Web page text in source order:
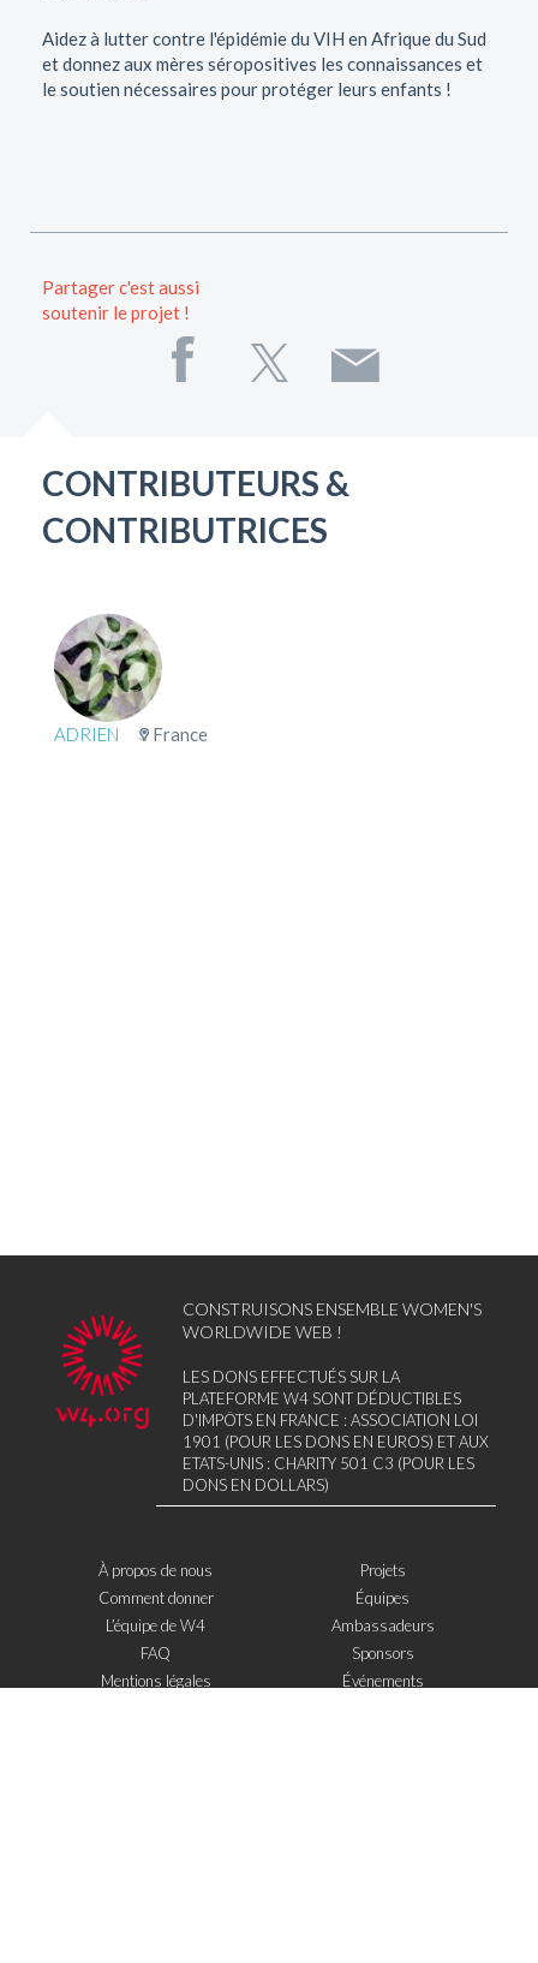
Aidez à lutter contre l'épidémie du VIH en Afrique du Sud
et donnez aux mères séropositives les connaissances et
le soutien nécessaires pour protéger leurs enfants !
Partager c'est aussi
soutenir le projet !
CONTRIBUTEURS &
CONTRIBUTRICES
ADRIEN France
CONSTRUISONS ENSEMBLE WOMEN'S
WORLDWIDE WEB !
LES DONS EFFECTUÉS SUR LA
PLATEFORME W4 SONT DÉDUCTIBLES
D'IMPÔTS EN FRANCE : ASSOCIATION LOI
1901 (POUR LES DONS EN EUROS) ET AUX
ETATS-UNIS : CHARITY 501 C3 (POUR LES
DONS EN DOLLARS)
À propos de nous
Comment donner
L’équipe de W4
FAQ
Mentions légales
Projets
Équipes
Ambassadeurs
Sponsors
Événements